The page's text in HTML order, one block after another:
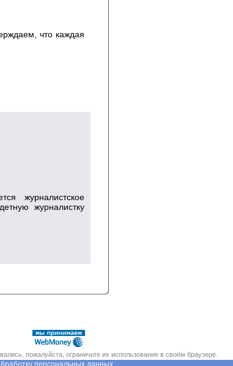
что каждая
журналистское
журналистку
пожалуйста, ограничьте их использование в своём браузере.
персональных данных.